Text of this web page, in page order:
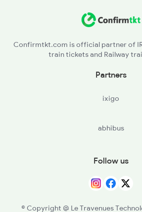
NN - Nandura
DMN - Dhamangaon
Confirmtkt.com is official partner of
train tickets and Railway
Partners
ixigo
abhibus
Follow us
© Copyright @ Le Travenues